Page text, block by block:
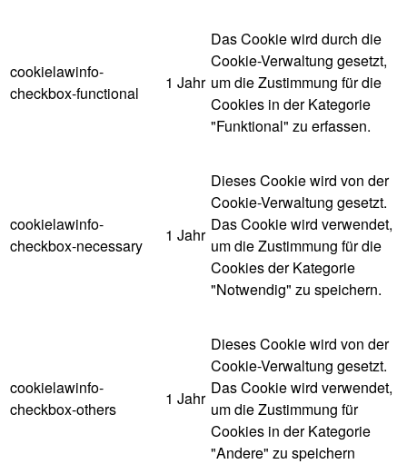
cookielawinfo-
checkbox-functional
1 Jahr
Das Cookie wird durch die
Cookie-Verwaltung gesetzt,
um die Zustimmung für die
Cookies in der Kategorie
"Funktional" zu erfassen.
cookielawinfo-
checkbox-necessary
1 Jahr
Dieses Cookie wird von der
Cookie-Verwaltung gesetzt.
Das Cookie wird verwendet,
um die Zustimmung für die
Cookies der Kategorie
"Notwendig" zu speichern.
cookielawinfo-
checkbox-others
1 Jahr
Dieses Cookie wird von der
Cookie-Verwaltung gesetzt.
Das Cookie wird verwendet,
um die Zustimmung für
Cookies in der Kategorie
"Andere" zu speichern